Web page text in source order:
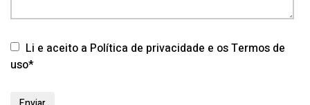
Li e aceito a Política de privacidade e os Termos de
uso*